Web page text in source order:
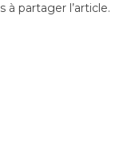
à partager l’article.